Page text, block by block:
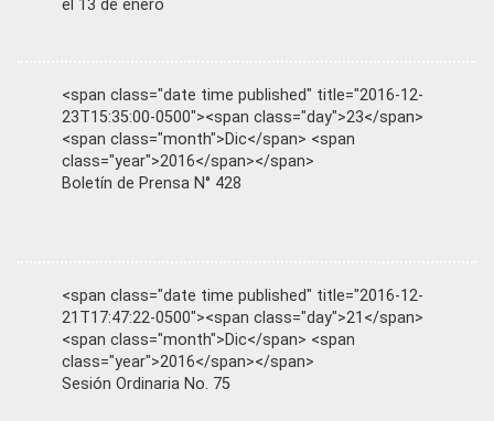
el 13 de enero
<span class="date time published" title="2016-12-
23T15:35:00-0500"><span class="day">23</span>
<span class="month">Dic</span> <span
class="year">2016</span></span>
Boletín de Prensa N° 428
<span class="date time published" title="2016-12-
21T17:47:22-0500"><span class="day">21</span>
<span class="month">Dic</span> <span
class="year">2016</span></span>
Sesión Ordinaria No. 75